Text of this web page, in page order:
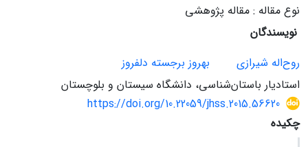
نوع مقاله : مقاله پژوهشی
نویسندگان
روح‌اله شیرازی
بهروز برجسته دلفروز
استادیار باستان‌شناسی، دانشگاه سیستان و بلوچستان
https://doi.org/10.22059/jhss.2015.56620
چکیده